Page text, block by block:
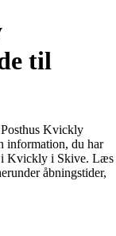
til
Kvickly
information, du har
i Kvickly i Skive. Læs
åbningstider,